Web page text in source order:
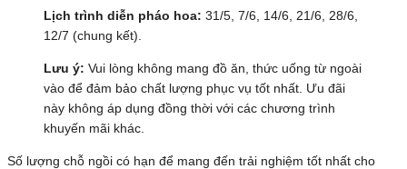
Lịch trình diễn pháo hoa: 31/5, 7/6, 14/6, 21/6, 28/6,
12/7 (chung kết).
Lưu ý: Vui lòng không mang đồ ăn, thức uống từ ngoài
vào để đảm bảo chất lượng phục vụ tốt nhất. Ưu đãi
này không áp dụng đồng thời với các chương trình
khuyến mãi khác.
Số lượng chỗ ngồi có hạn để mang đến trải nghiệm tốt nhất cho